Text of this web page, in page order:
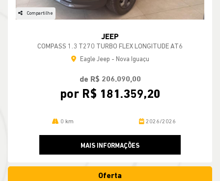
Compartilhe
JEEP
COMPASS 1.3 T270 TURBO FLEX LONGITUDE AT6
Eagle Jeep - Nova Iguaçu
de R$ 206.090,00
por R$ 181.359,20
0 km 2026/2026
MAIS INFORMAÇÕES
Oferta